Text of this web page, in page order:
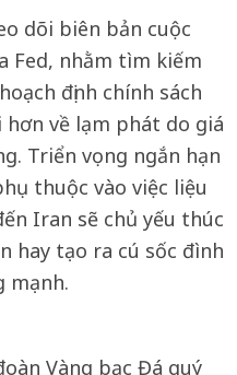
dõi biên bản cuộc
Fed, nhằm tìm kiếm
định chính sách
hơn về lạm phát do giá
Triển vọng ngắn hạn
thuộc vào việc liệu
Iran sẽ chủ yếu thúc
hay tạo ra cú sốc đình
mạnh.
Vàng bạc Đá quý